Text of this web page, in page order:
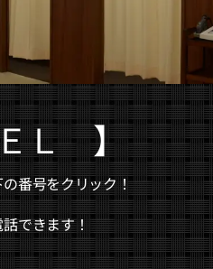
Ｌ 】
番号をクリック！
できます！